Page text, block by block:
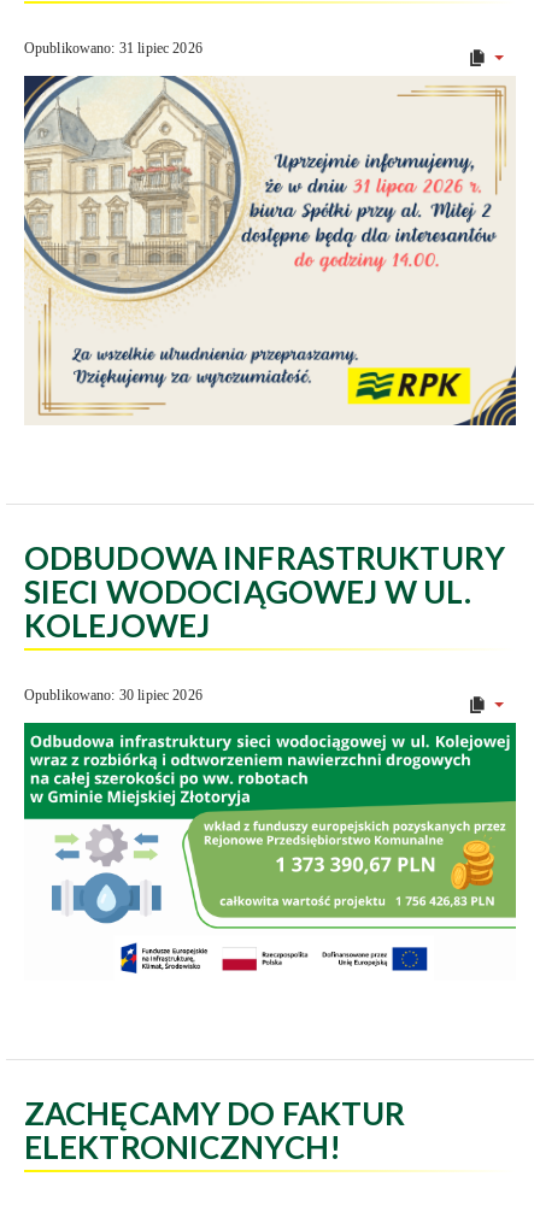
Opublikowano: 31 lipiec 2026
ODBUDOWA INFRASTRUKTURY
SIECI WODOCIĄGOWEJ W UL.
KOLEJOWEJ
Opublikowano: 30 lipiec 2026
ZACHĘCAMY DO FAKTUR
ELEKTRONICZNYCH!